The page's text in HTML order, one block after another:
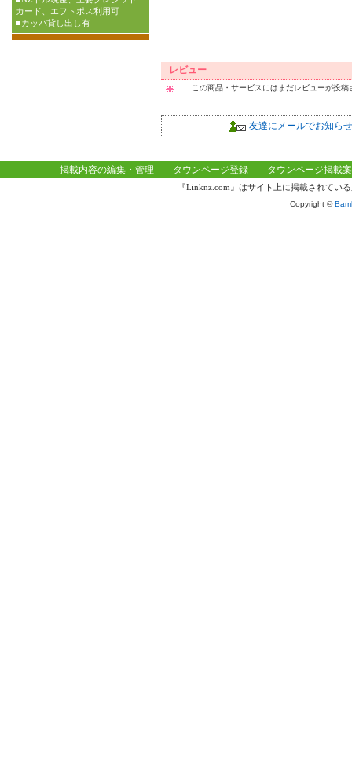
カード、エフトポス利用可
■カッパ貸し出し有
レビュー
この商品・サービスにはまだレビューが投稿
友達にメールでお知らせ
掲載内容の編集・管理 タウンページ登録 タウンページ掲載
『Linknz.com』はサイト上に掲載されてい
Copyright ©